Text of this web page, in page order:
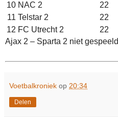
10 NAC 2 22
11 Telstar 2 22
12 FC Utrecht 2 22
Ajax 2 – Sparta 2 niet gespeeld
Voetbalkroniek op 20:34
Delen